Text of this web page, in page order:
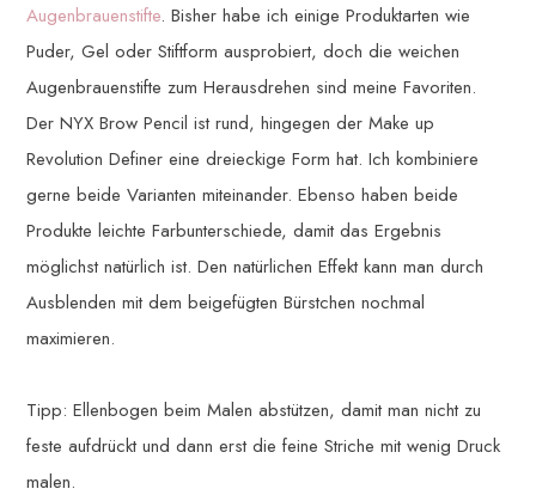
Augenbrauenstifte. Bisher habe ich einige Produktarten wie
Puder, Gel oder Stiftform ausprobiert, doch die weichen
Augenbrauenstifte zum Herausdrehen sind meine Favoriten.
Der NYX Brow Pencil ist rund, hingegen der Make up
Revolution Definer eine dreieckige Form hat. Ich kombiniere
gerne beide Varianten miteinander. Ebenso haben beide
Produkte leichte Farbunterschiede, damit das Ergebnis
möglichst natürlich ist. Den natürlichen Effekt kann man durch
Ausblenden mit dem beigefügten Bürstchen nochmal
maximieren.
Tipp: Ellenbogen beim Malen abstützen, damit man nicht zu
feste aufdrückt und dann erst die feine Striche mit wenig Druck
malen.